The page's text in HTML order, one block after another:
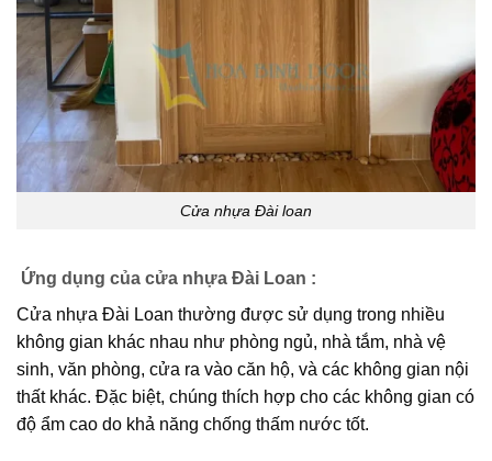
Cửa nhựa Đài loan
Ứng dụng của cửa nhựa Đài Loan :
Cửa nhựa Đài Loan thường được sử dụng trong nhiều
không gian khác nhau như phòng ngủ, nhà tắm, nhà vệ
sinh, văn phòng, cửa ra vào căn hộ, và các không gian nội
thất khác. Đặc biệt, chúng thích hợp cho các không gian có
độ ẩm cao do khả năng chống thấm nước tốt.